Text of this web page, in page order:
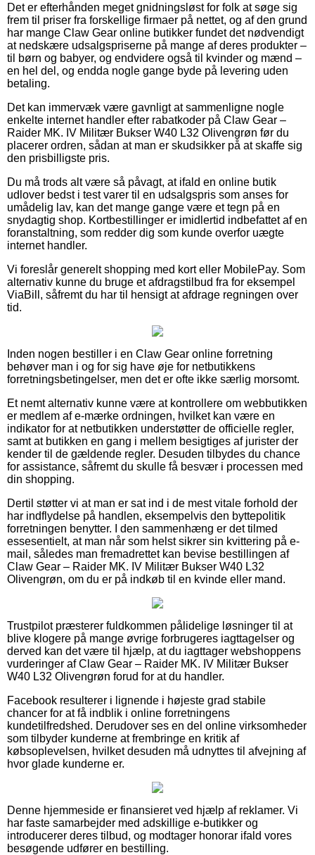
Det er efterhånden meget gnidningsløst for folk at søge sig
frem til priser fra forskellige firmaer på nettet, og af den grund
har mange Claw Gear online butikker fundet det nødvendigt
at nedskære udsalgspriserne på mange af deres produkter –
til børn og babyer, og endvidere også til kvinder og mænd –
en hel del, og endda nogle gange byde på levering uden
betaling.
Det kan immervæk være gavnligt at sammenligne nogle
enkelte internet handler efter rabatkoder på Claw Gear –
Raider MK. IV Militær Bukser W40 L32 Olivengrøn før du
placerer ordren, sådan at man er skudsikker på at skaffe sig
den prisbilligste pris.
Du må trods alt være så påvagt, at ifald en online butik
udlover bedst i test varer til en udsalgspris som anses for
umådelig lav, kan det mange gange være et tegn på en
snydagtig shop. Kortbestillinger er imidlertid indbefattet af en
foranstaltning, som redder dig som kunde overfor uægte
internet handler.
Vi foreslår generelt shopping med kort eller MobilePay. Som
alternativ kunne du bruge et afdragstilbud fra for eksempel
ViaBill, såfremt du har til hensigt at afdrage regningen over
tid.
Inden nogen bestiller i en Claw Gear online forretning
behøver man i og for sig have øje for netbutikkens
forretningsbetingelser, men det er ofte ikke særlig morsomt.
Et nemt alternativ kunne være at kontrollere om webbutikken
er medlem af e-mærke ordningen, hvilket kan være en
indikator for at netbutikken understøtter de officielle regler,
samt at butikken en gang i mellem besigtiges af jurister der
kender til de gældende regler. Desuden tilbydes du chance
for assistance, såfremt du skulle få besvær i processen med
din shopping.
Dertil støtter vi at man er sat ind i de mest vitale forhold der
har indflydelse på handlen, eksempelvis den byttepolitik
forretningen benytter. I den sammenhæng er det tilmed
essesentielt, at man når som helst sikrer sin kvittering på e-
mail, således man fremadrettet kan bevise bestillingen af
Claw Gear – Raider MK. IV Militær Bukser W40 L32
Olivengrøn, om du er på indkøb til en kvinde eller mand.
Trustpilot præsterer fuldkommen pålidelige løsninger til at
blive klogere på mange øvrige forbrugeres iagttagelser og
derved kan det være til hjælp, at du iagttager webshoppens
vurderinger af Claw Gear – Raider MK. IV Militær Bukser
W40 L32 Olivengrøn forud for at du handler.
Facebook resulterer i lignende i højeste grad stabile
chancer for at få indblik i online forretningens
kundetilfredshed. Derudover ses en del online virksomheder
som tilbyder kunderne at frembringe en kritik af
købsoplevelsen, hvilket desuden må udnyttes til afvejning af
hvor glade kunderne er.
Denne hjemmeside er finansieret ved hjælp af reklamer. Vi
har faste samarbejder med adskillige e-butikker og
introducerer deres tilbud, og modtager honorar ifald vores
besøgende udfører en bestilling.